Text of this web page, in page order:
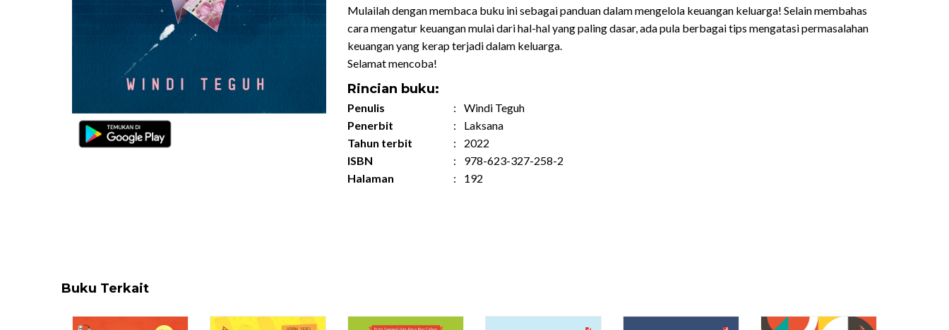
Mulailah dengan membaca buku ini sebagai panduan dalam mengelola keuangan keluarga! Selain membahas
cara mengatur keuangan mulai dari hal-hal yang paling dasar, ada pula berbagai tips mengatasi permasalahan
keuangan yang kerap terjadi dalam keluarga.
Selamat mencoba!
Rincian buku:
Penulis :
Windi Teguh
Penerbit
:
Laksana
Tahun terbit
:
2022
ISBN
:
978-623-327-258-2
Halaman
: 192
Buku Terkait